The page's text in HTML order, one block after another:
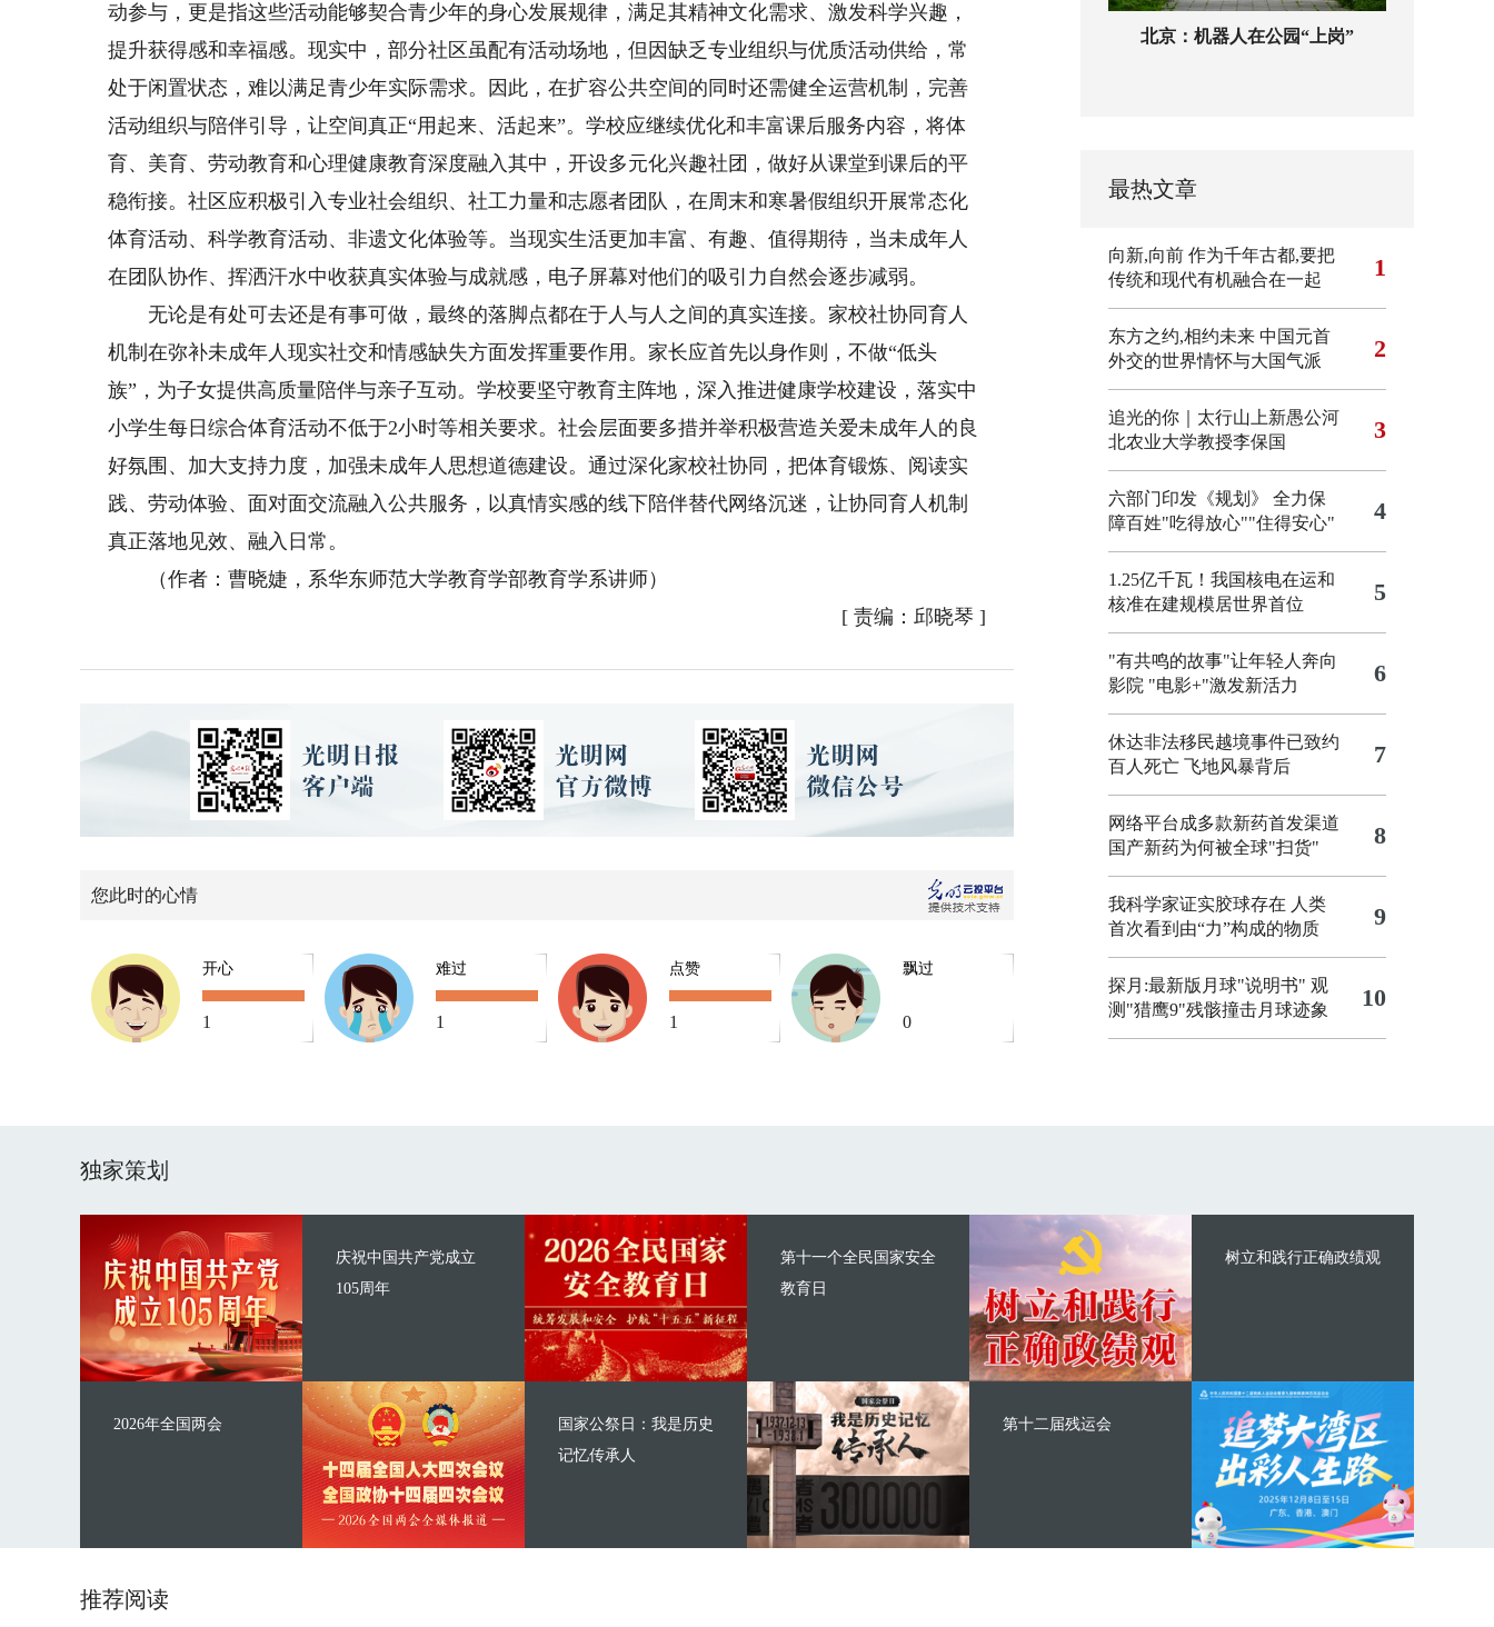
动参与，更是指这些活动能够契合青少年的身心发展规律，满足其精神文化需求、激发科学兴趣，
提升获得感和幸福感。现实中，部分社区虽配有活动场地，但因缺乏专业组织与优质活动供给，常
处于闲置状态，难以满足青少年实际需求。因此，在扩容公共空间的同时还需健全运营机制，完善
活动组织与陪伴引导，让空间真正“用起来、活起来”。学校应继续优化和丰富课后服务内容，将体
育、美育、劳动教育和心理健康教育深度融入其中，开设多元化兴趣社团，做好从课堂到课后的平
稳衔接。社区应积极引入专业社会组织、社工力量和志愿者团队，在周末和寒暑假组织开展常态化
体育活动、科学教育活动、非遗文化体验等。当现实生活更加丰富、有趣、值得期待，当未成年人
在团队协作、挥洒汗水中收获真实体验与成就感，电子屏幕对他们的吸引力自然会逐步减弱。
无论是有处可去还是有事可做，最终的落脚点都在于人与人之间的真实连接。家校社协同育人
机制在弥补未成年人现实社交和情感缺失方面发挥重要作用。家长应首先以身作则，不做“低头
族”，为子女提供高质量陪伴与亲子互动。学校要坚守教育主阵地，深入推进健康学校建设，落实中
小学生每日综合体育活动不低于2小时等相关要求。社会层面要多措并举积极营造关爱未成年人的良
好氛围、加大支持力度，加强未成年人思想道德建设。通过深化家校社协同，把体育锻炼、阅读实
践、劳动体验、面对面交流融入公共服务，以真情实感的线下陪伴替代网络沉迷，让协同育人机制
真正落地见效、融入日常。
（作者：曹晓婕，系华东师范大学教育学部教育学系讲师）
[ 责编：邱晓琴 ]
您此时的心情
开心
1
难过
1
点赞
1
飘过
0
北京：机器人在公园“上岗”
最热文章
向新,向前 作为千年古都,要把
传统和现代有机融合在一起
1
东方之约,相约未来 中国元首
外交的世界情怀与大国气派
2
追光的你｜太行山上新愚公河
北农业大学教授李保国
3
六部门印发《规划》 全力保
障百姓"吃得放心""住得安心"
4
1.25亿千瓦！我国核电在运和
核准在建规模居世界首位
5
"有共鸣的故事"让年轻人奔向
影院 "电影+"激发新活力 6
休达非法移民越境事件已致约
百人死亡 飞地风暴背后 7
网络平台成多款新药首发渠道
国产新药为何被全球"扫货"
8
我科学家证实胶球存在 人类
首次看到由“力”构成的物质
9
探月:最新版月球"说明书" 观
测"猎鹰9"残骸撞击月球迹象
10
独家策划
庆祝中国共产党成立
105周年
2026年全国两会
第十一个全民国家安全
教育日
国家公祭日：我是历史
记忆传承人
树立和践行正确政绩观
第十二届残运会
推荐阅读